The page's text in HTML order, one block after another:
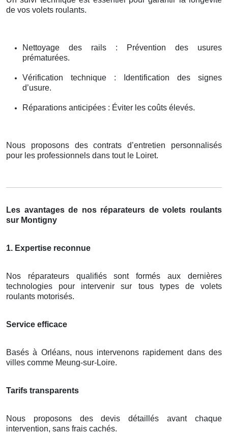
de vos volets roulants.
Nettoyage des rails : Prévention des usures
prématurées.
Vérification technique : Identification des signes
d’usure.
Réparations anticipées : Éviter les coûts élevés.
Nous proposons des contrats d’entretien personnalisés
pour les professionnels dans tout le Loiret.
Les avantages de nos réparateurs de volets roulants
sur Montigny
1. Expertise reconnue
Nos réparateurs qualifiés sont formés aux dernières
technologies pour intervenir sur tous types de volets
roulants motorisés.
Service efficace
Basés à Orléans, nous intervenons rapidement dans des
villes comme Meung-sur-Loire.
Tarifs transparents
Nous proposons des devis détaillés avant chaque
intervention, sans frais cachés.